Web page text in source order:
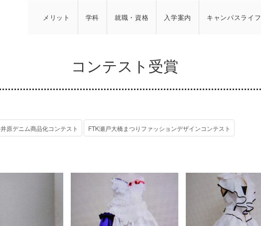
メリット 学科 就職・資格 入学案内 キャンパスライフ
コンテスト受賞
井原デニム商品化コンテスト FTK瀬戸大橋まつりファッションデザインコンテスト